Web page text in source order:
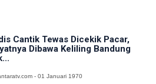
Cantik Tewas Dicekik Pacar,
Dibawa Keliling Bandung
- 01 Januari 1970